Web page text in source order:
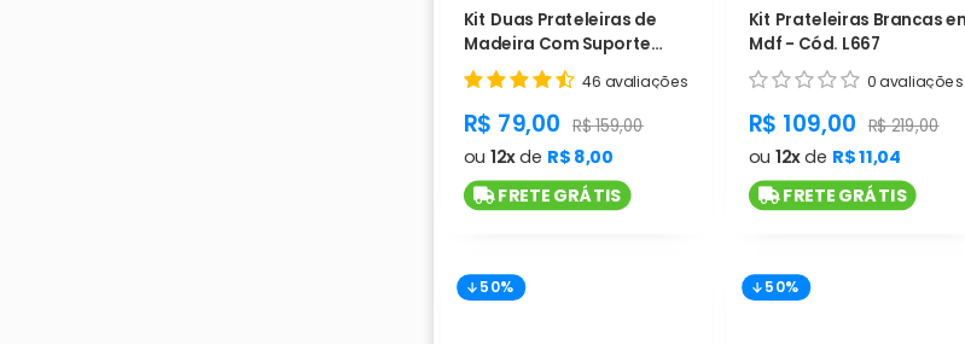
Kit Duas Prateleiras de
Madeira Com Suporte
Invertido - Cód. L663
46 avaliações
product.general.sale_price
R$ 79,00 product.general.regular_price
R$ 159,00
ou 12xde R$ 8,00
FRETE GRÁTIS
Kit Prateleiras Brancas
Mdf - Cód. L667
0 avaliações
R$ 109,00 R$ 219,00
ou 12xde R$ 11,04
FRETE GRÁTIS
50% 50%